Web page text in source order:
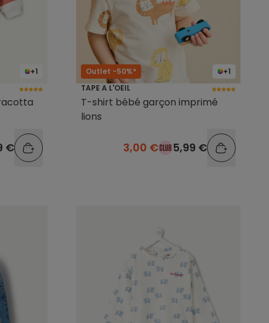
+1
€
+1
Outlet -50%*
TAPE A L'OEIL
T-shirt bébé garçon imprimé
lions
3,00 € 5,99 €